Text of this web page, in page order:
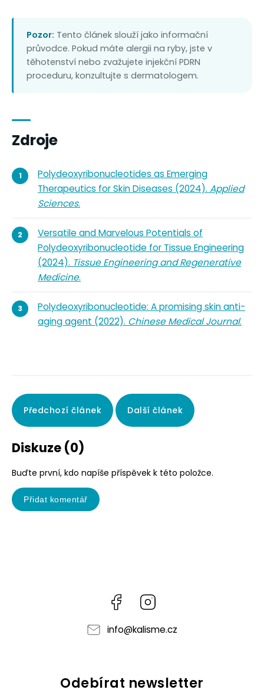
Pozor: Tento článek slouží jako informační
průvodce. Pokud máte alergii na ryby, jste v
těhotenství nebo zvažujete injekční PDRN
proceduru, konzultujte s dermatologem.
Zdroje
Polydeoxyribonucleotides as Emerging
Therapeutics for Skin Diseases (2024). Applied
Sciences.
Versatile and Marvelous Potentials of
Polydeoxyribonucleotide for Tissue Engineering
(2024). Tissue Engineering and Regenerative
Medicine.
Polydeoxyribonucleotide: A promising skin anti-
aging agent (2022). Chinese Medical Journal.
Předchozí článek Další článek
Diskuze (0)
Buďte první, kdo napíše příspěvek k této položce.
Přidat komentář
Facebook
info@kalisme.cz
Odebírat newsletter